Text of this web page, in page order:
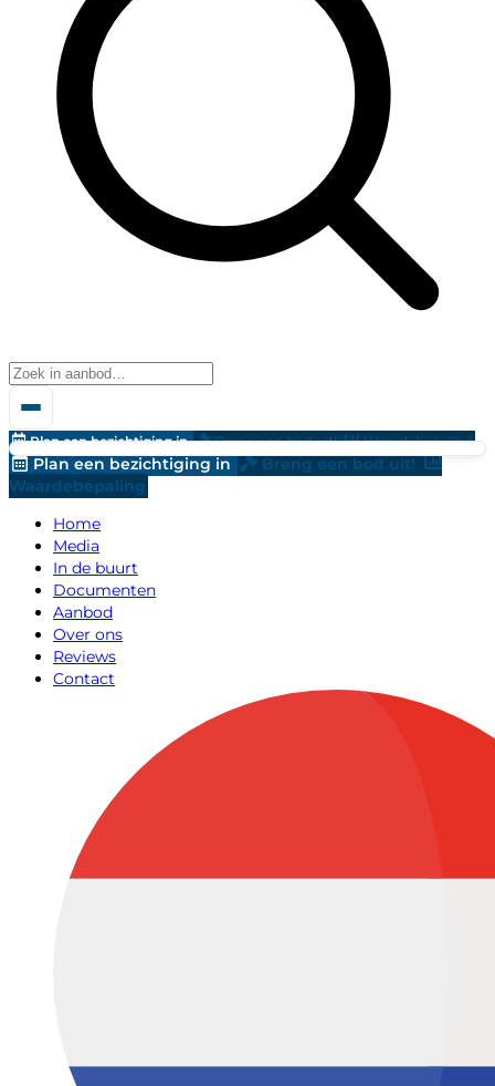
Plan een bezichtiging in Breng een bod uit! Waardebepaling
Plan een bezichtiging in
Breng een bod uit!
Waardebepaling
Home
Media
In de buurt
Documenten
Aanbod
Over ons
Reviews
Contact